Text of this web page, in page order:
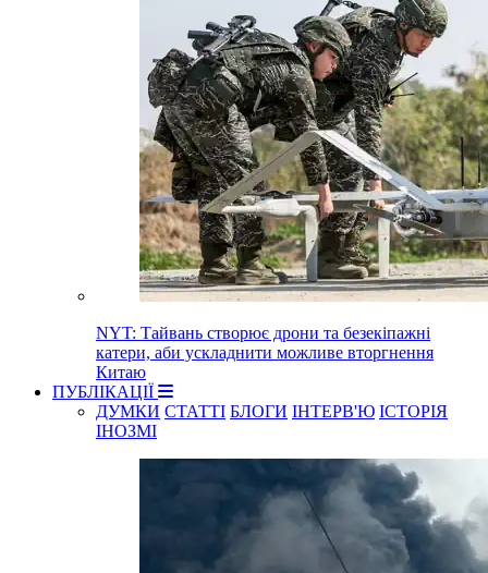
NYT: Тайвань створює дрони та безекіпажні
катери, аби ускладнити можливе вторгнення
Китаю
ПУБЛІКАЦІЇ
ДУМКИ СТАТТІ БЛОГИ ІНТЕРВ'Ю ІСТОРІЯ
ІНОЗМІ